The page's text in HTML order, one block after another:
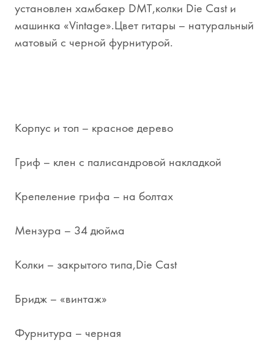
установлен хамбакер DMT,колки Die Cast и
машинка «Vintage».Цвет гитары – натуральный
матовый с черной фурнитурой.
Корпус и топ – красное дерево
Гриф – клен с палисандровой накладкой
Крепеление грифа – на болтах
Мензура – 34 дюйма
Колки – закрытого типа,Die Cast
Бридж – «винтаж»
Фурнитура – черная